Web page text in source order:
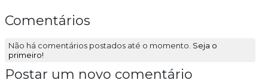
Comentários
Não há comentários postados até o momento. Seja o
primeiro!
Postar um novo comentário